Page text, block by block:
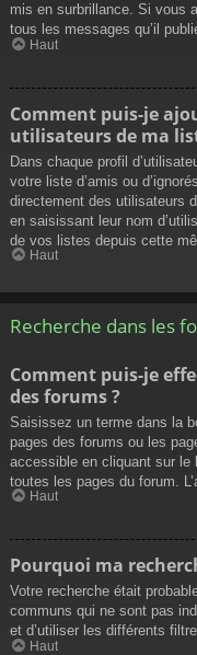
mis en surbrillance. Si vous
tous les messages qu’il
Haut
Comment puis-je
utilisateurs de ma
Dans chaque profil
votre liste d’amis ou
directement des utilisateurs
en saisissant leur nom
de vos listes depuis cette
Haut
Recherche dans les
Comment puis-je
des forums ?
Saisissez un terme dans la
pages des forums ou les
accessible en cliquant sur le
toutes les pages du forum.
Haut
Pourquoi ma
Votre recherche était
communs qui ne sont pas
et d’utiliser les différents
Haut